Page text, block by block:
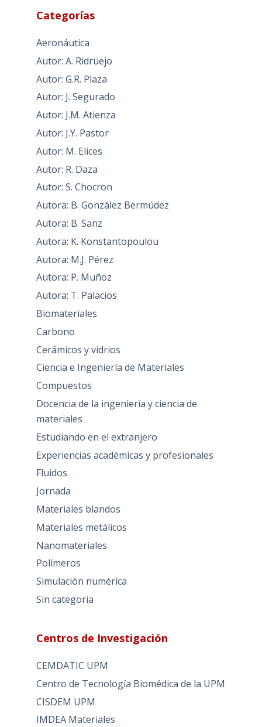
Categorías
Aeronáutica
Autor: A. Ridruejo
Autor: G.R. Plaza
Autor: J. Segurado
Autor: J.M. Atienza
Autor: J.Y. Pastor
Autor: M. Elices
Autor: R. Daza
Autor: S. Chocron
Autora: B. González Bermúdez
Autora: B. Sanz
Autora: K. Konstantopoulou
Autora: M.J. Pérez
Autora: P. Muñoz
Autora: T. Palacios
Biomateriales
Carbono
Cerámicos y vidrios
Ciencia e Ingeniería de Materiales
Compuestos
Docencia de la ingeniería y ciencia de
materiales
Estudiando en el extranjero
Experiencias académicas y profesionales
Fluidos
Jornada
Materiales blandos
Materiales metálicos
Nanomateriales
Polímeros
Simulación numérica
Sin categoría
Centros de Investigación
CEMDATIC UPM
Centro de Tecnología Biomédica de la UPM
CISDEM UPM
IMDEA Materiales